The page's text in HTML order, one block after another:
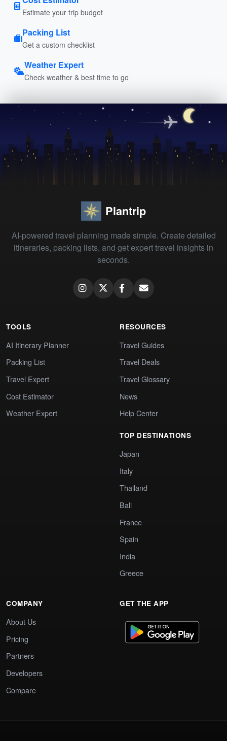
Estimate your trip budget
Packing List
Get a custom checklist
Weather Expert
Check weather & best time to go
Plantrip
AI-powered travel planning made simple. Create detailed
itineraries, packing lists, and get expert travel insights in
seconds.
TOOLS
AI Itinerary Planner
Packing List
Travel Expert
Cost Estimator
Weather Expert
RESOURCES
Travel Guides
Travel Deals
Travel Glossary
News
Help Center
TOP DESTINATIONS
Japan
Italy
Thailand
Bali
France
Spain
India
Greece
COMPANY
About Us
Pricing
Partners
Developers
Compare
GET THE APP